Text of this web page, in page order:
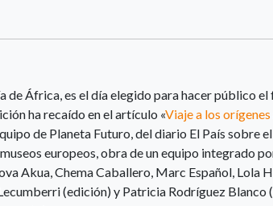
de África, es el día elegido para hacer público
ha recaído en el artículo «Viaje a los
de Planeta Futuro, del diario El País sobre
europeos, obra de un equipo integrado
Akua, Chema Caballero, Marc Español, Lola
(edición) y Patricia Rodríguez Blanco